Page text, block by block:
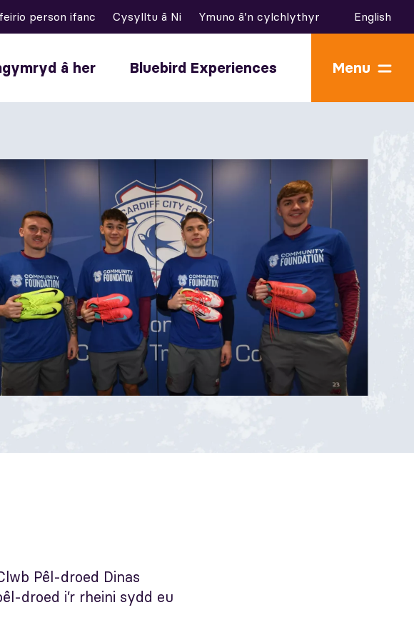
person ifanc Cysylltu â Ni Ymuno â’n cylchlythyr English
â her Bluebird Experiences Menu
Pêl-droed Dinas
droed i’r rheini sydd eu